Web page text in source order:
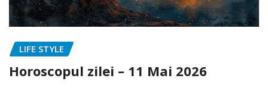
LIFE STYLE
Horoscopul zilei – 11 Mai 2026